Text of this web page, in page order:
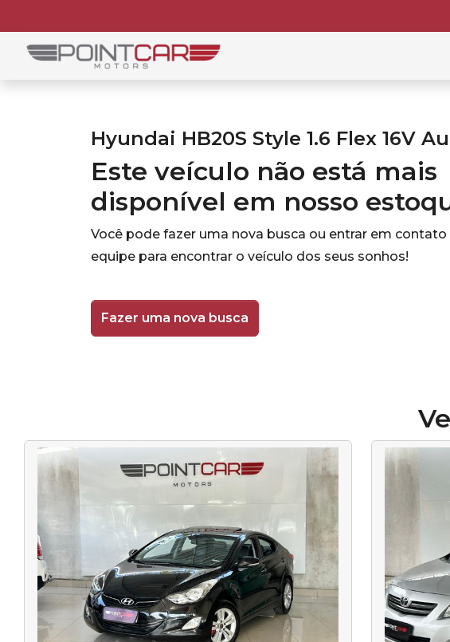
Hyundai HB20S Style 1.6 Flex 16V
Este veículo não está mais
disponível em nosso
Você pode fazer uma nova busca ou entrar em
equipe para encontrar o veículo dos seus sonhos!
Fazer uma nova busca